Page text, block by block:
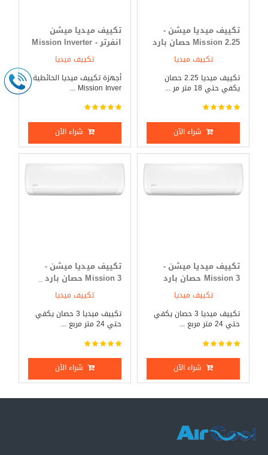
تكييف ميديا ميشن -
Mission 2.25 حصان بارد
تكييف ميديا
تكييف ميديا 2.25 حصان
يكفي حتي 18 متر مر ...
شراء الآن
تكييف ميديا ميشن
انفرتر - Mission Inverter
تكييف ميديا
أجهزة تكييف ميديا الحائطية
Mission Inver ...
شراء الآن
تكييف ميديا ميشن -
Mission 3 حصان بارد
تكييف ميديا
تكييف ميديا 3 حصان يكفي
حتي 24 متر مربع ...
شراء الآن
تكييف ميديا ميشن -
Mission 3 حصان بارد _
تكييف ميديا
تكييف ميديا 3 حصان يكفي
حتي 24 متر مربع ...
شراء الآن